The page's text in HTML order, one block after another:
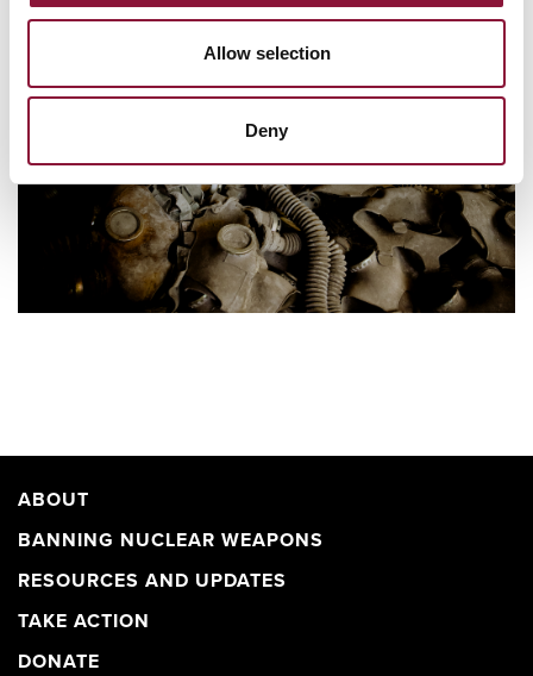
Allow selection
Deny
ABOUT
BANNING NUCLEAR WEAPONS
RESOURCES AND UPDATES
TAKE ACTION
DONATE